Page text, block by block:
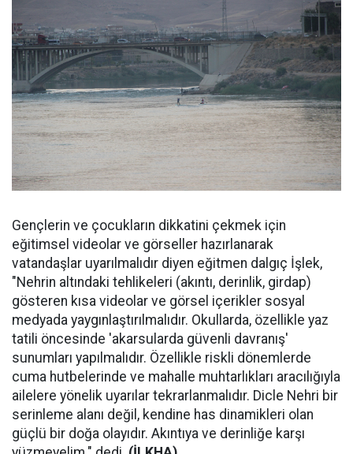
Gençlerin ve çocukların dikkatini çekmek için
eğitimsel videolar ve görseller hazırlanarak
vatandaşlar uyarılmalıdır diyen eğitmen dalgıç İşlek,
"Nehrin altındaki tehlikeleri (akıntı, derinlik, girdap)
gösteren kısa videolar ve görsel içerikler sosyal
medyada yaygınlaştırılmalıdır. Okullarda, özellikle yaz
tatili öncesinde 'akarsularda güvenli davranış'
sunumları yapılmalıdır. Özellikle riskli dönemlerde
cuma hutbelerinde ve mahalle muhtarlıkları aracılığıyla
ailelere yönelik uyarılar tekrarlanmalıdır. Dicle Nehri bir
serinleme alanı değil, kendine has dinamikleri olan
güçlü bir doğa olayıdır. Akıntıya ve derinliğe karşı